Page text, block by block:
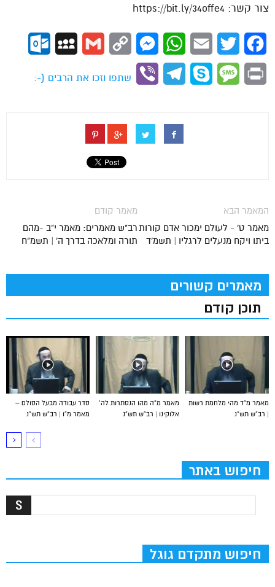
צור קשר: https://bit.ly/34offe4
Facebook
Twitter
Email
WhatsApp
Messenger
Copy
Gmail
MySpace
Print
Message
Skype
Telegram
Viber
שתפו וזכו את הרבים (-:
מאמר קודם
רב"ש מאמרים: מאמר י"ב -מהם
תורה ומלאכה בדרך ה' | תשמ"ח
המאמר הבא
מאמר ט' - לעולם ימכור אדם קורות
ביתו ויקח מנעלים לרגליו | תשמ'ד
מאמרים קשורים
תוכן קודם
סדר עבודה מבעל הסולם –
מאמר מ”ו | רב”ש תש”נ
מאמר מ”ה מהו הנסתרות לה’
אלוקינו | רב”ש תש”נ
מאמר מ”ד מהי מלחמת רשות
| רב”ש תש”נ
חיפוש באתר
חיפוש מתקדם גוגל